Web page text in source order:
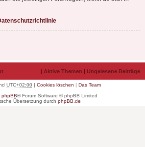
| Aktive Themen | Ungelesene Beiträge
UTC+02:00| Cookies löschen | Das Team
phpBB® Forum Software © phpBB Limited
Übersetzung durch phpBB.de